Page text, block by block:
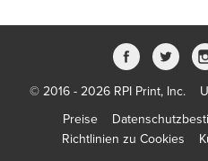
© 2016 - 2026 RPI Print, Inc.
Preise
Richtlinien zu Cookies